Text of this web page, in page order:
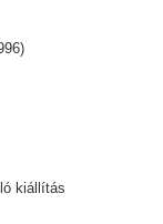
kiállítás